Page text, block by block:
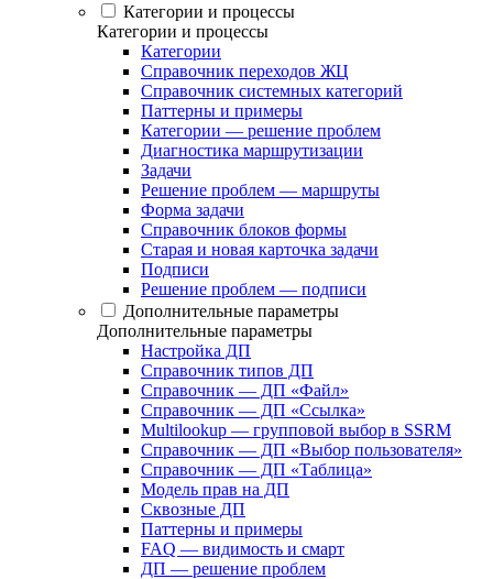
Категории и процессы
Категории и процессы
Категории
Справочник переходов ЖЦ
Справочник системных категорий
Паттерны и примеры
Категории — решение проблем
Диагностика маршрутизации
Задачи
Решение проблем — маршруты
Форма задачи
Справочник блоков формы
Старая и новая карточка задачи
Подписи
Решение проблем — подписи
Дополнительные параметры
Дополнительные параметры
Настройка ДП
Справочник типов ДП
Справочник — ДП «Файл»
Справочник — ДП «Ссылка»
Multilookup — групповой выбор в SSRM
Справочник — ДП «Выбор пользователя»
Справочник — ДП «Таблица»
Модель прав на ДП
Сквозные ДП
Паттерны и примеры
FAQ — видимость и смарт
ДП — решение проблем